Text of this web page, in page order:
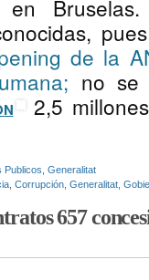
Bruselas.
de la
no se
2,5
Publicos Generalitat
Corrupción Generalitat
657